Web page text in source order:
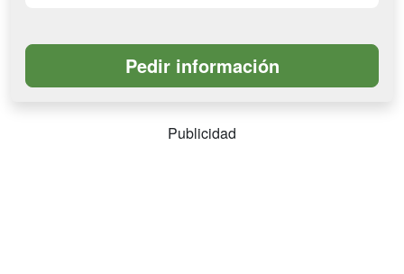
Publicidad